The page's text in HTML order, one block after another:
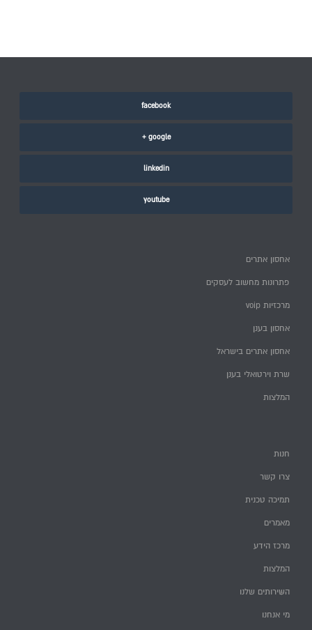
facebook
google +
linkedin
youtube
אחסון אתרים
פתרונות מחשוב לעסקים
מרכזיות voip
אחסון בענן
אחסון אתרים בישראל
שרת וירטואלי בענן
המלצות
חנות
צרו קשר
תמיכה טכנית
מאמרים
מרכז הידע
המלצות
השירותים שלנו
מי אנחנו